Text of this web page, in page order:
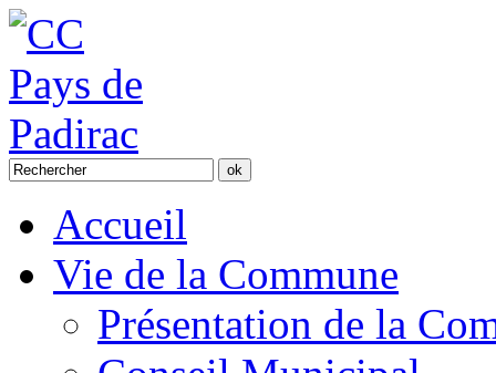
Accueil
Vie de la Commune
Présentation de la